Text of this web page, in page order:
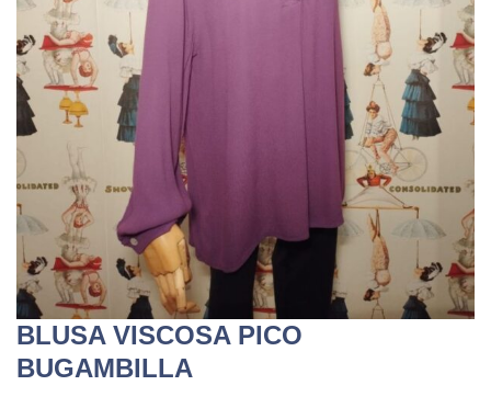
BLUSA VISCOSA PICO
BUGAMBILLA